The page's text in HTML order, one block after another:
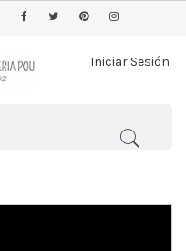
Iniciar Sesión